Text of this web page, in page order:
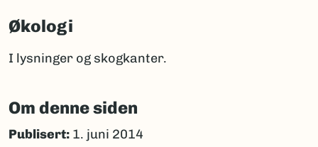
Økologi
I lysninger og skogkanter.
Om denne siden
Publisert: 1. juni 2014